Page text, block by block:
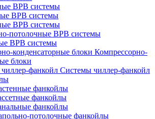
ВРВ системы
ВРВ системы
ВРВ системы
потолочные ВРВ системы
ВРВ системы
Компрессорно-
блоки
Системы чиллер-фанкойл
фанкойлы
фанкойлы
фанкойлы
потолочные фанкойлы